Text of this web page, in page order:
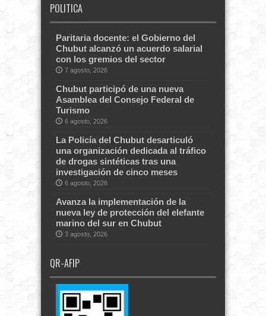
POLITICA
Paritaria docente: el Gobierno del
Chubut alcanzó un acuerdo salarial
con los gremios del sector
7 agosto, 2026
Chubut participó de una nueva
Asamblea del Consejo Federal de
Turismo
6 agosto, 2026
La Policía del Chubut desarticuló
una organización dedicada al tráfico
de drogas sintéticas tras una
investigación de cinco meses
6 agosto, 2026
Avanza la implementación de la
nueva ley de protección del elefante
marino del sur en Chubut
3 agosto, 2026
QR-AFIP